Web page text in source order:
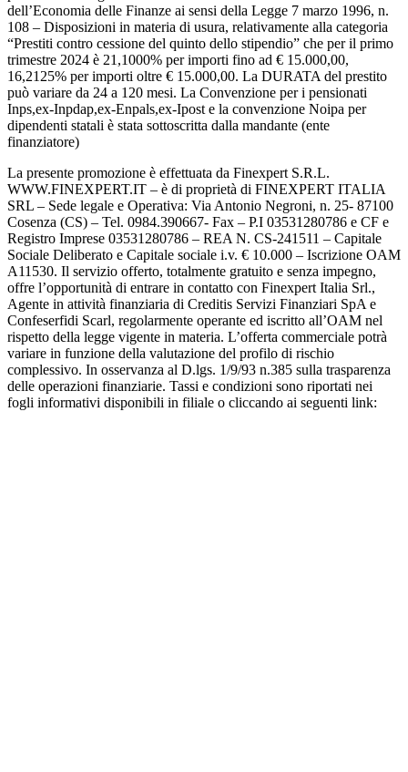
dell’Economia delle Finanze ai sensi della Legge 7 marzo 1996, n.
108 – Disposizioni in materia di usura, relativamente alla categoria
“Prestiti contro cessione del quinto dello stipendio” che per il primo
trimestre 2024 è 21,1000% per importi fino ad € 15.000,00,
16,2125% per importi oltre € 15.000,00. La DURATA del prestito
può variare da 24 a 120 mesi. La Convenzione per i pensionati
Inps,ex-Inpdap,ex-Enpals,ex-Ipost e la convenzione Noipa per
dipendenti statali è stata sottoscritta dalla mandante (ente
finanziatore)
La presente promozione è effettuata da Finexpert S.R.L.
WWW.FINEXPERT.IT – è di proprietà di FINEXPERT ITALIA
SRL – Sede legale e Operativa: Via Antonio Negroni, n. 25- 87100
Cosenza (CS) – Tel. 0984.390667- Fax – P.I 03531280786 e CF e
Registro Imprese 03531280786 – REA N. CS-241511 – Capitale
Sociale Deliberato e Capitale sociale i.v. € 10.000 – Iscrizione OAM
A11530. Il servizio offerto, totalmente gratuito e senza impegno,
offre l’opportunità di entrare in contatto con Finexpert Italia Srl.,
Agente in attività finanziaria di Creditis Servizi Finanziari SpA e
Confeserfidi Scarl, regolarmente operante ed iscritto all’OAM nel
rispetto della legge vigente in materia. L’offerta commerciale potrà
variare in funzione della valutazione del profilo di rischio
complessivo. In osservanza al D.lgs. 1/9/93 n.385 sulla trasparenza
delle operazioni finanziarie. Tassi e condizioni sono riportati nei
fogli informativi disponibili in filiale o cliccando ai seguenti link: